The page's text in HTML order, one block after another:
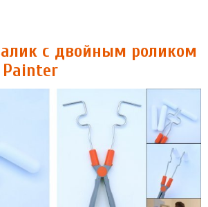
с двойным роликом
Painter